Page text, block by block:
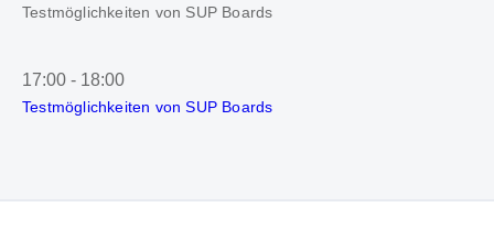
Testmöglichkeiten von SUP Boards
17:00 - 18:00
Testmöglichkeiten von SUP Boards